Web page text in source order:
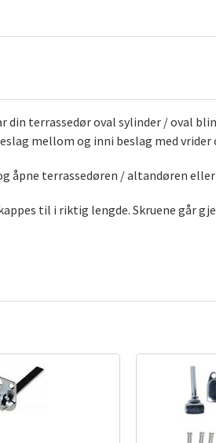
din terrassedør oval sylinder / oval
mellom og inni beslag med
åpne terrassedøren / altandøren
til i riktig lengde. Skruene går